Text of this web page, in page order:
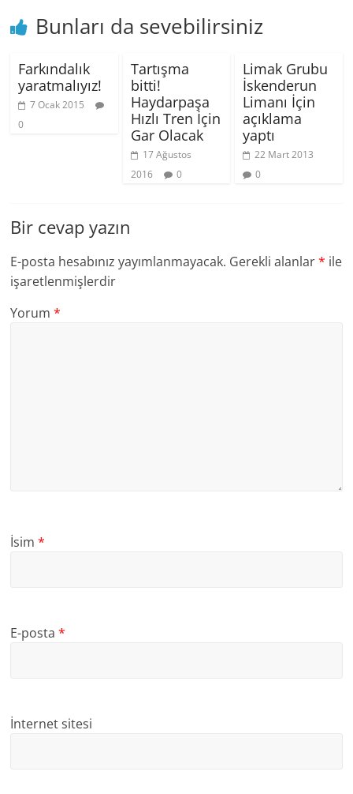
Bunları da sevebilirsiniz
Farkındalık
yaratmalıyız!
7 Ocak 2015
0
Tartışma
bitti!
Haydarpaşa
Hızlı Tren İçin
Gar Olacak
17 Ağustos
2016
0
Limak Grubu
İskenderun
Limanı İçin
açıklama
yaptı
22 Mart 2013
0
Bir cevap yazın
E-posta hesabınız yayımlanmayacak. Gerekli alanlar* ile
işaretlenmişlerdir
Yorum*
İsim*
E-posta*
İnternet sitesi